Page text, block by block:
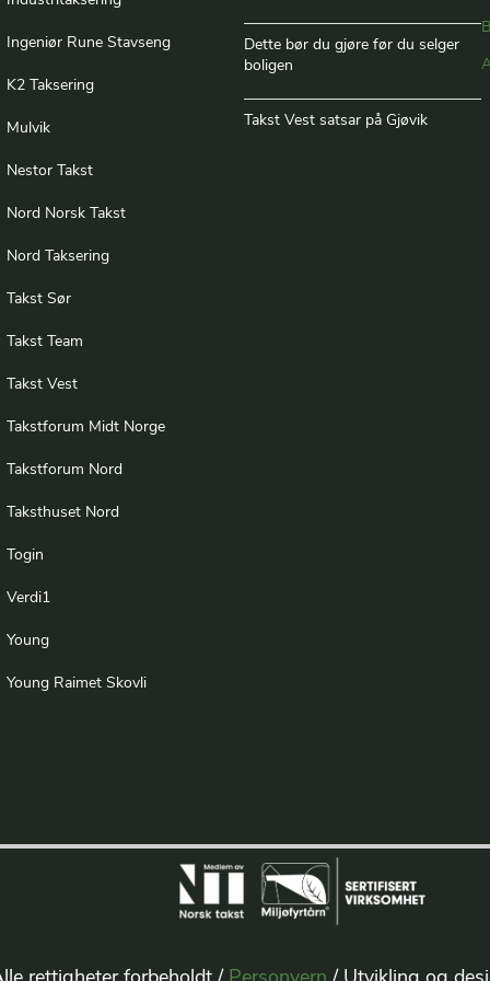
Ingeniør Rune Stavseng
K2 Taksering
Mulvik
Nestor Takst
Nord Norsk Takst
Nord Taksering
Takst Sør
Takst Team
Takst Vest
Takstforum Midt Norge
Takstforum Nord
Taksthuset Nord
Togin
Verdi1
Young
Young Raimet Skovli
Dette bør du gjøre før du selger
boligen
Takst Vest satsar på Gjøvik